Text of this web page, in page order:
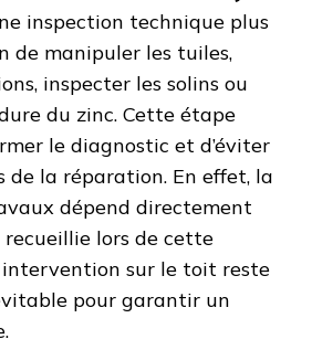
inspection technique plus
de manipuler les tuiles,
inspecter les solins ou
du zinc. Cette étape
le diagnostic et d’éviter
de la réparation. En effet, la
dépend directement
recueillie lors de cette
intervention sur le toit reste
pour garantir un